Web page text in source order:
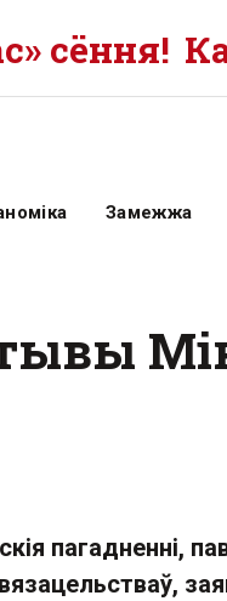
сёння!
Замежжа
пагадненні,